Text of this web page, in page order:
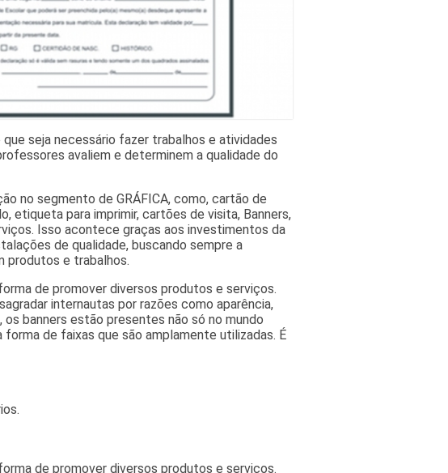
seja necessário fazer trabalhos e atividades
avaliem e determinem a qualidade do
no segmento de GRÁFICA, como, cartão de
etiqueta para imprimir, cartões de visita, Banners,
Isso acontece graças aos investimentos da
de qualidade, buscando sempre a
produtos e trabalhos.
de promover diversos produtos e serviços.
internautas por razões como aparência,
os banners estão presentes não só no mundo
de faixas que são amplamente utilizadas. É
de promover diversos produtos e serviços.